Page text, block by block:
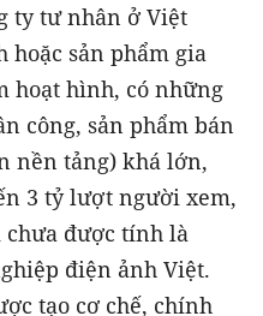
ty tư nhân ở Việt
sản phẩm gia
hoạt hình, có những
công, sản phẩm bán
nền tảng) khá lớn,
3 tỷ lượt người xem,
được tính là
điện ảnh Việt.
tạo cơ chế, chính